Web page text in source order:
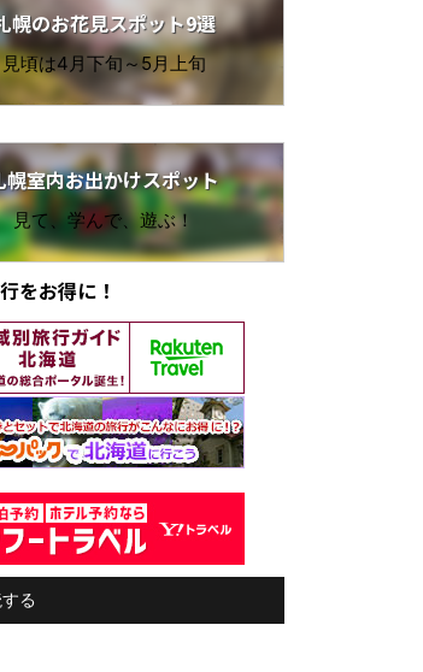
幌のお花見スポット9選
見頃は4月下旬～5月上旬
幌室内お出かけスポット
見て、学んで、遊ぶ！
をお得に！
る